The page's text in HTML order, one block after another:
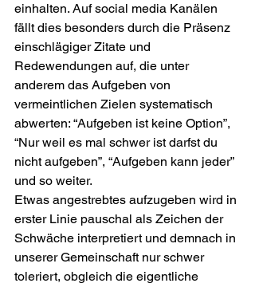
einhalten. Auf social media Kanälen
fällt dies besonders durch die Präsenz
einschlägiger Zitate und
Redewendungen auf, die unter
anderem das Aufgeben von
vermeintlichen Zielen systematisch
abwerten: “Aufgeben ist keine Option”,
“Nur weil es mal schwer ist darfst du
nicht aufgeben”, “Aufgeben kann jeder”
und so weiter.
Etwas angestrebtes aufzugeben wird in
erster Linie pauschal als Zeichen der
Schwäche interpretiert und demnach in
unserer Gemeinschaft nur schwer
toleriert, obgleich die eigentliche